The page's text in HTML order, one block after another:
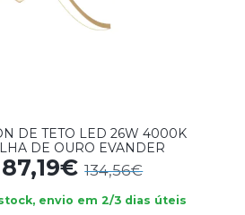
DE TETO LED 26W 4000K
DE OURO EVANDER
87,19€134,56€
envio em 2/3 dias úteis